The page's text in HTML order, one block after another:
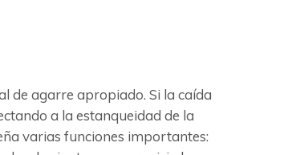
de agarre apropiado. Si la caída
a la estanqueidad de la
varias funciones importantes: